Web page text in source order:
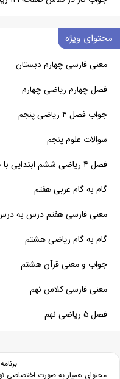
محتوای ویژه
معنی فارسی چهارم دبستان
فصل چهارم ریاضی چهارم
جواب فصل ۴ ریاضی پنجم
سوالات علوم پنجم
فصل ۴ ریاضی ششم ابتدایی با جواب
گام به گام عربی هفتم
معنی فارسی هفتم درس به
گام به گام ریاضی هشتم
جواب و معنی قرآن هشتم
معنی فارسی کلاس نهم
فصل ۵ ریاضی نهم
محتوای همیار به صورت اختصاصی